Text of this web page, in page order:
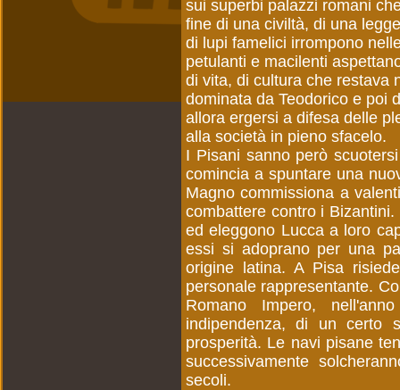
sui superbi palazzi romani
fine di una civiltà, di una
di lupi famelici irrompono
petulanti e macilenti
di vita, di cultura che restava
dominata da Teodorico e poi
allora ergersi a difesa delle
alla società in pieno sfacelo.
I Pisani sanno però
comincia a spuntare una
Magno commissiona a
combattere contro i
ed eleggono Lucca a loro
essi si adoprano per una
origine latina. A Pisa
personale rappresentante.
Romano Impero,
indipendenza, di un certo
prosperità. Le navi pisane
successivamente
secoli.